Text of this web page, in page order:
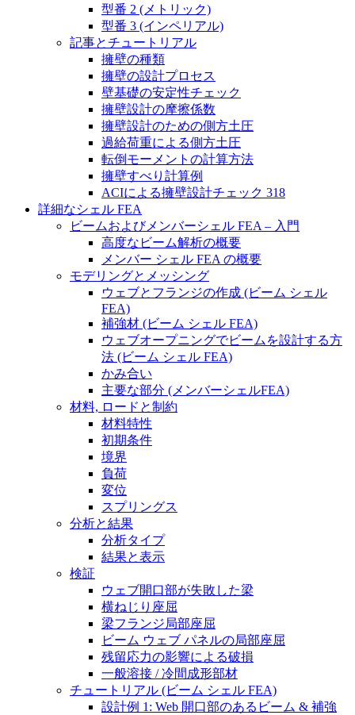
型番 2 (メトリック)
型番 3 (インペリアル)
記事とチュートリアル
擁壁の種類
擁壁の設計プロセス
壁基礎の安定性チェック
擁壁設計の摩擦係数
擁壁設計のための側方土圧
過給荷重による側方土圧
転倒モーメントの計算方法
擁壁すべり計算例
ACIによる擁壁設計チェック 318
詳細なシェル FEA
ビームおよびメンバーシェル FEA – 入門
高度なビーム解析の概要
メンバー シェル FEA の概要
モデリングとメッシング
ウェブとフランジの作成 (ビーム シェル
FEA)
補強材 (ビーム シェル FEA)
ウェブオープニングでビームを設計する方
法 (ビーム シェル FEA)
かみ合い
主要な部分 (メンバーシェルFEA)
材料, ロードと制約
材料特性
初期条件
境界
負荷
変位
スプリングス
分析と結果
分析タイプ
結果と表示
検証
ウェブ開口部が失敗した梁
横ねじり座屈
梁フランジ局部座屈
ビーム ウェブ パネルの局部座屈
残留応力の影響による破損
一般溶接 / 冷間成形部材
チュートリアル (ビーム シェル FEA)
設計例 1: Web 開口部のあるビーム & 補強